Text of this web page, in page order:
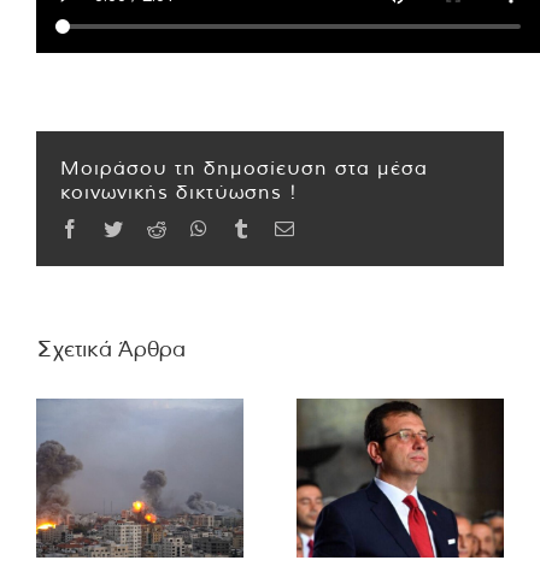
Μοιράσου τη δημοσίευση στα μέσα
κοινωνικής δικτύωσης !
Facebook
TwitterReddit WhatsApp
TumblrEmail
Σχετικά Άρθρα